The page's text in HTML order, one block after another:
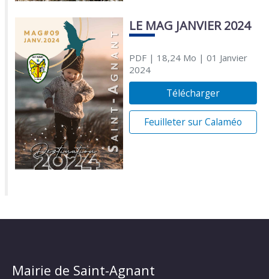
LE MAG JANVIER 2024
PDF| 18,24 Mo | 01 Janvier
2024
Télécharger
Feuilleter sur Calaméo
Mairie de Saint-Agnant